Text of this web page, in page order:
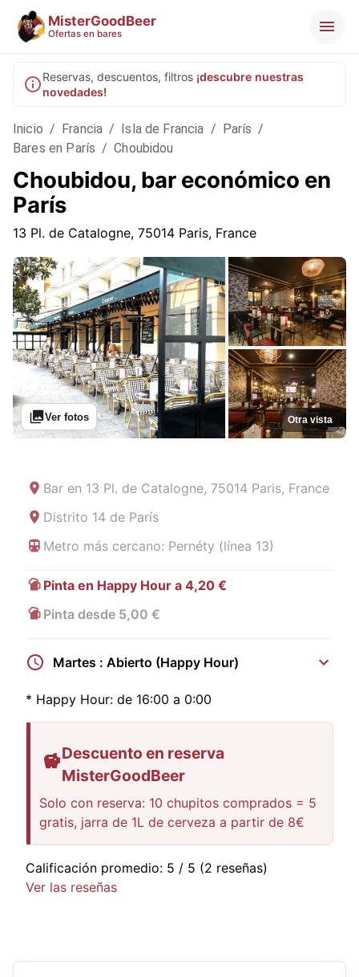
MisterGoodBeer
Ofertas en bares
Reservas, descuentos, filtros ¡descubre nuestras
novedades!
Inicio / Francia / Isla de Francia / París /
Bares en París / Choubidou
Choubidou, bar económico en
París
13 Pl. de Catalogne, 75014 Paris, France
Ver fotos Otra vista
Bar en 13 Pl. de Catalogne, 75014 Paris, France
Distrito 14 de París
Metro más cercano: Pernéty (línea 13)
Pinta en Happy Hour a 4,20 €
Pinta desde 5,00 €
Martes : Abierto (Happy Hour)
* Happy Hour: de 16:00 a 0:00
Descuento en reserva
MisterGoodBeer
Solo con reserva: 10 chupitos comprados = 5
gratis, jarra de 1L de cerveza a partir de 8€
Calificación promedio: 5 / 5 (2 reseñas)
Ver las reseñas